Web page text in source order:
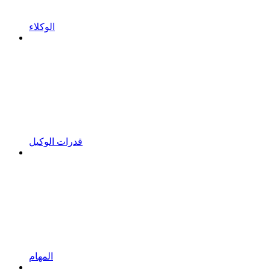
الوكلاء
قدرات الوكيل
المهام